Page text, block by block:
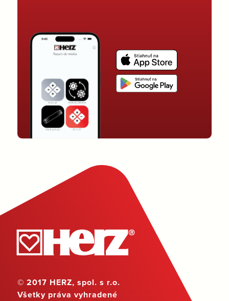
© 2017 HERZ, spol. s r.o.
Všetky práva vyhradené